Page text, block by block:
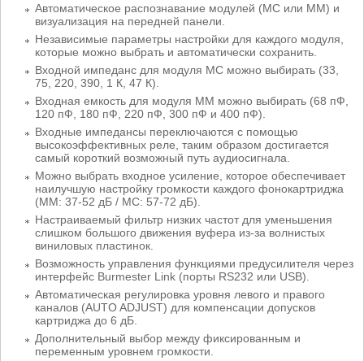
Автоматическое распознавание модулей (MC или MM) и
визуализация на передней панели.
Независимые параметры настройки для каждого модуля,
которые можно выбрать и автоматически сохранить.
Входной импеданс для модуля MC можно выбирать (33,
75, 220, 390, 1 К, 47 К).
Входная емкость для модуля MM можно выбирать (68 пФ,
120 пФ, 180 пФ, 220 пФ, 300 пФ и 400 пФ).
Входные импедансы переключаются с помощью
высокоэффективных реле, таким образом достигается
самый короткий возможный путь аудиосигнала.
Можно выбрать входное усиление, которое обеспечивает
наилучшую настройку громкости каждого фонокартриджа
(ММ: 37-52 дБ / МС: 57-72 дБ).
Настраиваемый фильтр низких частот для уменьшения
слишком большого движения вуфера из-за волнистых
виниловых пластинок.
Возможность управления функциями предусилителя через
интерфейс Burmester Link (порты RS232 или USB).
Автоматическая регулировка уровня левого и правого
каналов (AUTO ADJUST) для компенсации допусков
картриджа до 6 дБ.
Дополнительный выбор между фиксированным и
переменным уровнем громкости.